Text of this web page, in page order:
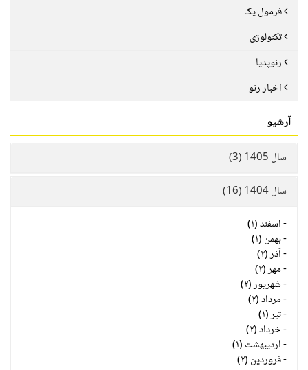
فرمول یک
تکنولوژی
رنوپدیا
اخبار رنو
آرشیو
سال 1405 (3)
سال 1404 (16)
-اسفند (۱)
-بهمن (۱)
-آذر (۲)
-مهر (۲)
-شهریور (۲)
-مرداد (۲)
-تیر (۱)
-خرداد (۲)
-اردیبهشت (۱)
-فروردین (۲)